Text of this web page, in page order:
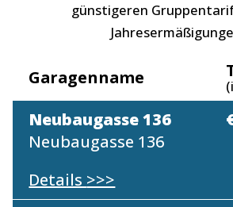
günstigeren
Garagenname
Neubaugasse 136
Neubaugasse 136
Details >>>